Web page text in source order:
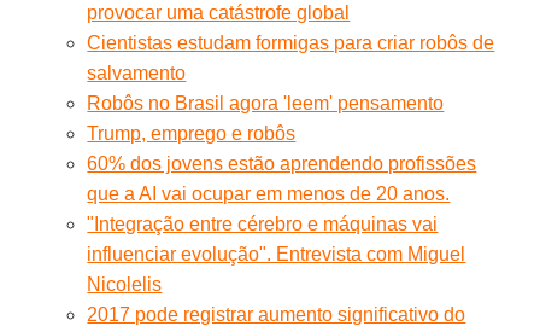
provocar uma catástrofe global
Cientistas estudam formigas para criar robôs de
salvamento
Robôs no Brasil agora 'leem' pensamento
Trump, emprego e robôs
60% dos jovens estão aprendendo profissões
que a AI vai ocupar em menos de 20 anos.
"Integração entre cérebro e máquinas vai
influenciar evolução". Entrevista com Miguel
Nicolelis
2017 pode registrar aumento significativo do